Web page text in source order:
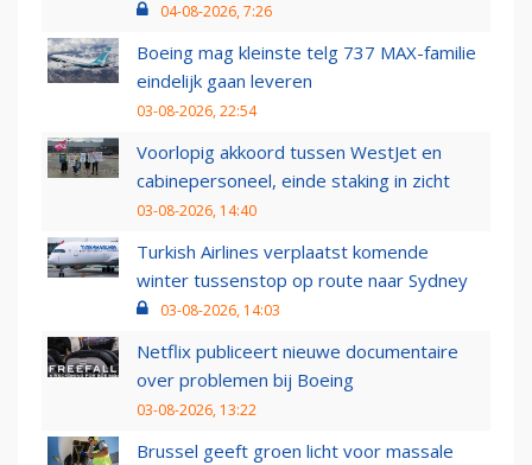
04-08-2026, 7:26
Boeing mag kleinste telg 737 MAX-familie
eindelijk gaan leveren
03-08-2026, 22:54
Voorlopig akkoord tussen WestJet en
cabinepersoneel, einde staking in zicht
03-08-2026, 14:40
Turkish Airlines verplaatst komende
winter tussenstop op route naar Sydney
03-08-2026, 14:03
Netflix publiceert nieuwe documentaire
over problemen bij Boeing
03-08-2026, 13:22
Brussel geeft groen licht voor massale